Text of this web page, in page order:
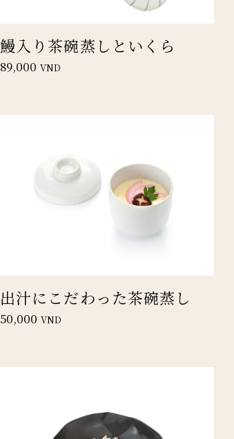
鰻入り茶碗蒸しといくら
89,000 VND
出汁にこだわった茶碗蒸し
50,000 VND